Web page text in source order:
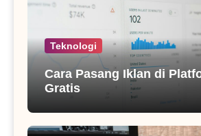
Teknologi
Cara Pasang Iklan di
Gratis